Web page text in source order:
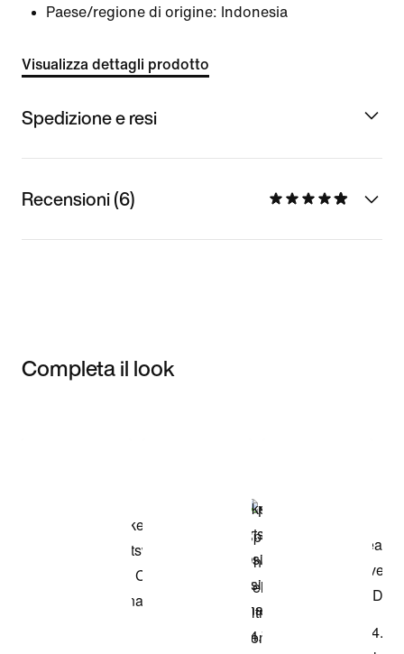
Paese/regione di origine: Indonesia
Visualizza dettagli prodotto
Spedizione e resi
Recensioni (6)
Completa il look